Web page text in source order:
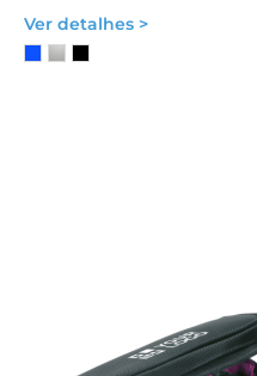
Ver detalhes >